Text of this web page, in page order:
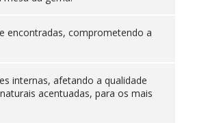
encontradas, comprometendo a
internas, afetando a qualidade
acentuadas, para os mais